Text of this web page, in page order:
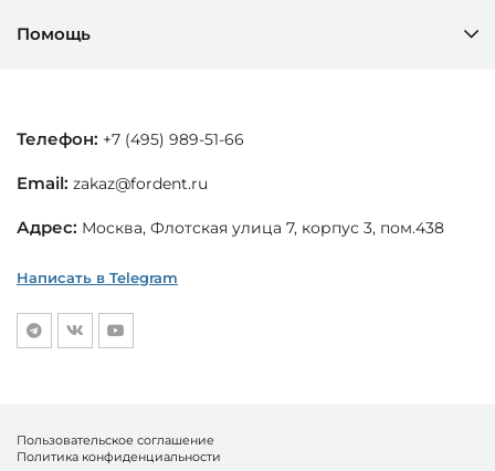
Помощь
Телефон: +7 (495) 989-51-66
Email: zakaz@fordent.ru
Адрес: Москва, Флотская улица 7, корпус 3, пом.438
Написать в Telegram
Пользовательское соглашение
Политика конфиденциальности